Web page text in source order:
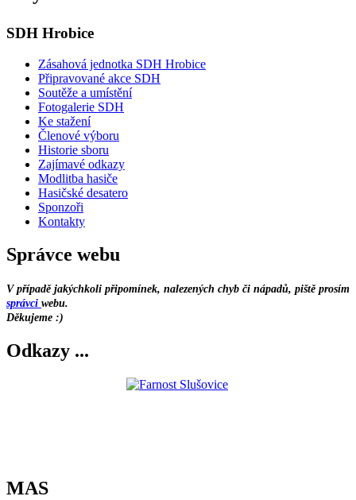
SDH Hrobice
Zásahová jednotka SDH Hrobice
Připravované akce SDH
Soutěže a umístění
Fotogalerie SDH
Ke stažení
Členové výboru
Historie sboru
Zajímavé odkazy
Modlitba hasiče
Hasičské desatero
Sponzoři
Kontakty
Správce webu
V případě jakýchkoli připomínek, nalezených chyb či nápadů, piště prosím
správci webu.
Děkujeme :)
Odkazy ...
MAS